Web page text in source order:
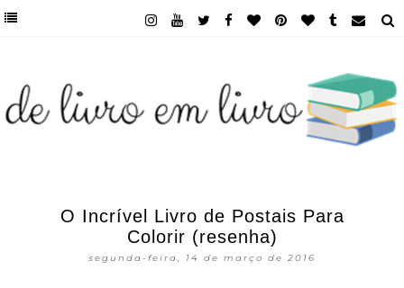
O Incrível Livro de Postais Para
Colorir (resenha)
segunda-feira, 14 de março de 2016